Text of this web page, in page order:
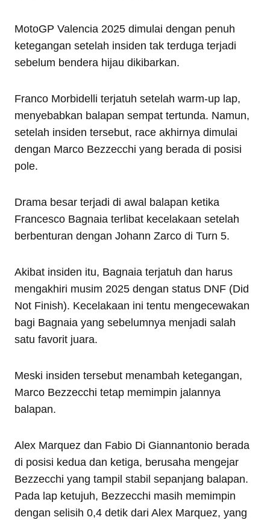
MotoGP Valencia 2025 dimulai dengan penuh
ketegangan setelah insiden tak terduga terjadi
sebelum bendera hijau dikibarkan.
Franco Morbidelli terjatuh setelah warm-up lap,
menyebabkan balapan sempat tertunda. Namun,
setelah insiden tersebut, race akhirnya dimulai
dengan Marco Bezzecchi yang berada di posisi
pole.
Drama besar terjadi di awal balapan ketika
Francesco Bagnaia terlibat kecelakaan setelah
berbenturan dengan Johann Zarco di Turn 5.
Akibat insiden itu, Bagnaia terjatuh dan harus
mengakhiri musim 2025 dengan status DNF (Did
Not Finish). Kecelakaan ini tentu mengecewakan
bagi Bagnaia yang sebelumnya menjadi salah
satu favorit juara.
Meski insiden tersebut menambah ketegangan,
Marco Bezzecchi tetap memimpin jalannya
balapan.
Alex Marquez dan Fabio Di Giannantonio berada
di posisi kedua dan ketiga, berusaha mengejar
Bezzecchi yang tampil stabil sepanjang balapan.
Pada lap ketujuh, Bezzecchi masih memimpin
dengan selisih 0,4 detik dari Alex Marquez, yang